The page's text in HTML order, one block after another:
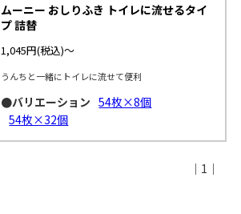
ムーニー おしりふき トイレに流せるタイ
プ 詰替
1,045円(税込)～
うんちと一緒にトイレに流せて便利
●バリエーション 54枚×8個
54枚×32個
｜1｜